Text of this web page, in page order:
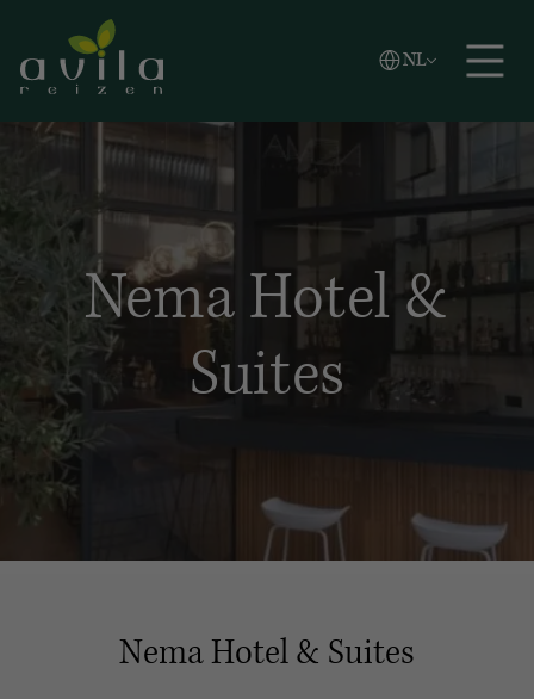
Zoeken
NL
Vlaams
English
Nema Hotel &
Suites
Nema Hotel & Suites